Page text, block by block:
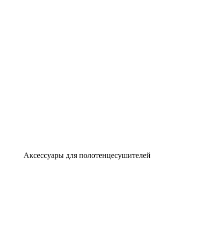
Аксессуары для полотенцесушителей